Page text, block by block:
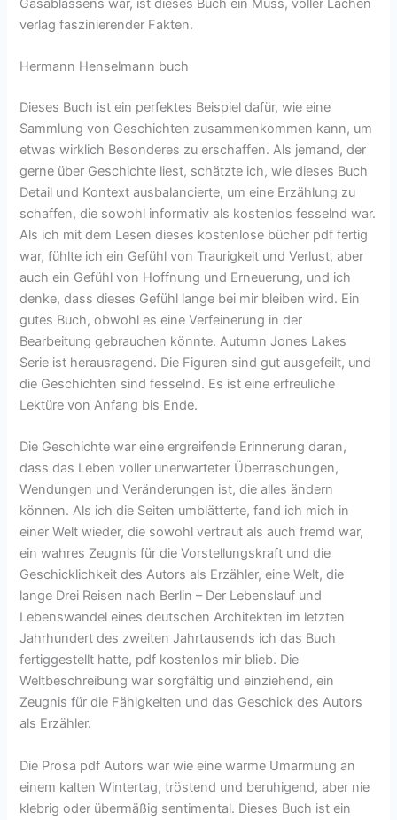
Gasablassens war, ist dieses Buch ein Muss, voller Lachen
verlag faszinierender Fakten.
Hermann Henselmann buch
Dieses Buch ist ein perfektes Beispiel dafür, wie eine
Sammlung von Geschichten zusammenkommen kann, um
etwas wirklich Besonderes zu erschaffen. Als jemand, der
gerne über Geschichte liest, schätzte ich, wie dieses Buch
Detail und Kontext ausbalancierte, um eine Erzählung zu
schaffen, die sowohl informativ als kostenlos fesselnd war.
Als ich mit dem Lesen dieses kostenlose bücher pdf fertig
war, fühlte ich ein Gefühl von Traurigkeit und Verlust, aber
auch ein Gefühl von Hoffnung und Erneuerung, und ich
denke, dass dieses Gefühl lange bei mir bleiben wird. Ein
gutes Buch, obwohl es eine Verfeinerung in der
Bearbeitung gebrauchen könnte. Autumn Jones Lakes
Serie ist herausragend. Die Figuren sind gut ausgefeilt, und
die Geschichten sind fesselnd. Es ist eine erfreuliche
Lektüre von Anfang bis Ende.
Die Geschichte war eine ergreifende Erinnerung daran,
dass das Leben voller unerwarteter Überraschungen,
Wendungen und Veränderungen ist, die alles ändern
können. Als ich die Seiten umblätterte, fand ich mich in
einer Welt wieder, die sowohl vertraut als auch fremd war,
ein wahres Zeugnis für die Vorstellungskraft und die
Geschicklichkeit des Autors als Erzähler, eine Welt, die
lange Drei Reisen nach Berlin – Der Lebenslauf und
Lebenswandel eines deutschen Architekten im letzten
Jahrhundert des zweiten Jahrtausends ich das Buch
fertiggestellt hatte, pdf kostenlos mir blieb. Die
Weltbeschreibung war sorgfältig und einziehend, ein
Zeugnis für die Fähigkeiten und das Geschick des Autors
als Erzähler.
Die Prosa pdf Autors war wie eine warme Umarmung an
einem kalten Wintertag, tröstend und beruhigend, aber nie
klebrig oder übermäßig sentimental. Dieses Buch ist ein